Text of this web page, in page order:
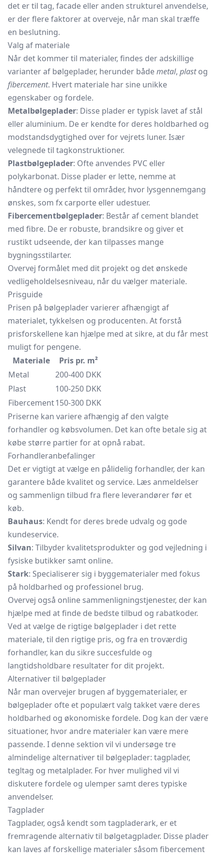
det er til tag, facade eller anden strukturel anvendelse,
er der flere faktorer at overveje, når man skal træffe
en beslutning.
Valg af materiale
Når det kommer til materialer, findes der adskillige
varianter af bølgeplader, herunder bådemetal, plastog
fibercement. Hvert materiale har sine unikke
egenskaber og fordele.
Metalbølgeplader: Disse plader er typisk lavet af stål
eller aluminium. De er kendte for deres holdbarhed og
modstandsdygtighed over for vejrets luner. Især
velegnede til tagkonstruktioner.
Plastbølgeplader: Ofte anvendes PVC eller
polykarbonat. Disse plader er lette, nemme at
håndtere og perfekt til områder, hvor lysgennemgang
ønskes, som fx carporte eller udestuer.
Fibercementbølgeplader: Består af cement blandet
med fibre. De er robuste, brandsikre og giver et
rustikt udseende, der kan tilpasses mange
bygningsstilarter.
Overvej formålet med dit projekt og det ønskede
vedligeholdelsesniveau, når du vælger materiale.
Prisguide
Prisen på bølgeplader varierer afhængigt af
materialet, tykkelsen og producenten. At forstå
prisforskellene kan hjælpe med at sikre, at du får mest
muligt for pengene.
Materiale
Pris pr. m²
Metal
200-400 DKK
Plast
100-250 DKK
Fibercement150-300 DKK
Priserne kan variere afhængig af den valgte
forhandler og købsvolumen. Det kan ofte betale sig at
købe større partier for at opnå rabat.
Forhandleranbefalinger
Det er vigtigt at vælge en pålidelig forhandler, der kan
garantere både kvalitet og service. Læs anmeldelser
og sammenlign tilbud fra flere leverandører før et
køb.
Bauhaus: Kendt for deres brede udvalg og gode
kundeservice.
Silvan: Tilbyder kvalitetsprodukter og god vejledning i
fysiske butikker samt online.
Stark: Specialiserer sig i byggematerialer med fokus
på holdbarhed og professionel brug.
Overvej også online sammenligningstjenester, der kan
hjælpe med at finde de bedste tilbud og rabatkoder.
Ved at vælge de rigtige bølgeplader i det rette
materiale, til den rigtige pris, og fra en troværdig
forhandler, kan du sikre succesfulde og
langtidsholdbare resultater for dit projekt.
Alternativer til bølgeplader
Når man overvejer brugen af byggematerialer, er
bølgeplader ofte et populært valg takket være deres
holdbarhed og økonomiske fordele. Dog kan der være
situationer, hvor andre materialer kan være mere
passende. I denne sektion vil vi undersøge tre
almindelige alternativer til bølgeplader: tagplader,
tegltag og metalplader. For hver mulighed vil vi
diskutere fordele og ulemper samt deres typiske
anvendelser.
Tagplader
Tagplader, også kendt som tagpladerark, er et
fremragende alternativ til bølgetagplader. Disse plader
kan laves af forskellige materialer såsom fibercement